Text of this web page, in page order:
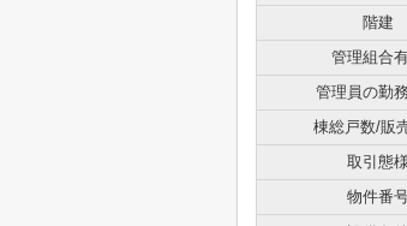
階建
管理組合
管理員の勤
棟総戸数/販
取引態様
物件番